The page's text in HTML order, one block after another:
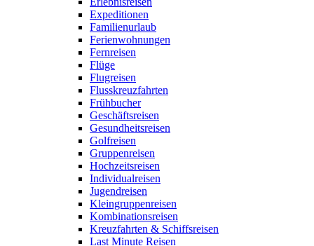
Expeditionen
Familienurlaub
Ferienwohnungen
Fernreisen
Flüge
Flugreisen
Flusskreuzfahrten
Frühbucher
Geschäftsreisen
Gesundheitsreisen
Golfreisen
Gruppenreisen
Hochzeitsreisen
Individualreisen
Jugendreisen
Kleingruppenreisen
Kombinationsreisen
Kreuzfahrten & Schiffsreisen
Last Minute Reisen